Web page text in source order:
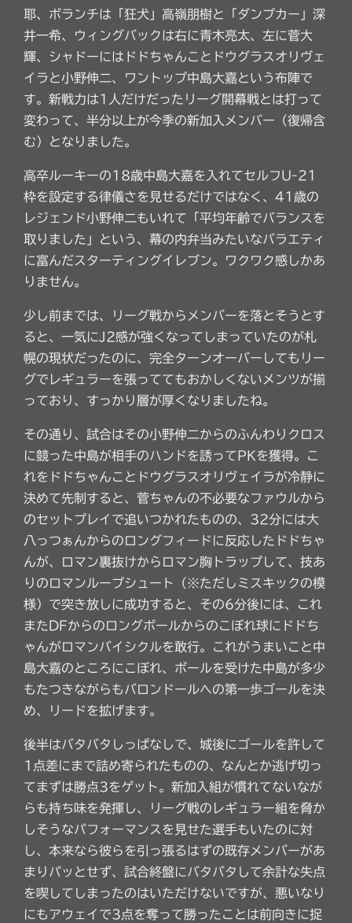
耶、ボランチは「狂犬」高嶺朋樹と「ダンプカー」深
井一希、ウィングバックは右に青木亮太、左に菅大
輝、シャドーにはドドちゃんことドウグラスオリヴェ
イラと小野伸二、ワントップ中島大嘉という布陣で
す。新戦力は1人だけだったリーグ開幕戦とは打って
変わって、半分以上が今季の新加入メンバー（復帰含
む）となりました。
高卒ルーキーの18歳中島大嘉を入れてセルフU-21
枠を設定する律儀さを見せるだけではなく、41歳の
レジェンド小野伸二もいれて「平均年齢でバランスを
取りました」という、幕の内弁当みたいなバラエティ
に富んだスターティングイレブン。ワクワク感しかあ
りません。
少し前までは、リーグ戦からメンバーを落とそうとす
ると、一気にJ2感が強くなってしまっていたのが札
幌の現状だったのに、完全ターンオーバーしてもリー
グでレギュラーを張っててもおかしくないメンツが揃
っており、すっかり層が厚くなりましたね。
その通り、試合はその小野伸二からのふんわりクロス
に競った中島が相手のハンドを誘ってPKを獲得。こ
れをドドちゃんことドウグラスオリヴェイラが冷静に
決めて先制すると、菅ちゃんの不必要なファウルから
のセットプレイで追いつかれたものの、32分には大
八っつぁんからのロングフィードに反応したドドちゃ
んが、ロマン裏抜けからロマン胸トラップして、技あ
りのロマンループシュート（※ただしミスキックの模
様）で突き放しに成功すると、その6分後には、これ
またDFからのロングボールからのこぼれ球にドドち
ゃんがロマンバイシクルを敢行。これがうまいこと中
島大嘉のところにこぼれ、ボールを受けた中島が多少
もたつきながらもバロンドールへの第一歩ゴールを決
め、リードを拡げます。
後半はバタバタしっぱなしで、城後にゴールを許して
1点差にまで詰め寄られたものの、なんとか逃げ切っ
てまずは勝点3をゲット。新加入組が慣れてないなが
らも持ち味を発揮し、リーグ戦のレギュラー組を脅か
しそうなパフォーマンスを見せた選手もいたのに対
し、本来なら彼らを引っ張るはずの既存メンバーがあ
まりパッとせず、試合終盤にバタバタして余計な失点
を喫してしまったのはいただけないですが、悪いなり
にもアウェイで3点を奪って勝ったことは前向きに捉